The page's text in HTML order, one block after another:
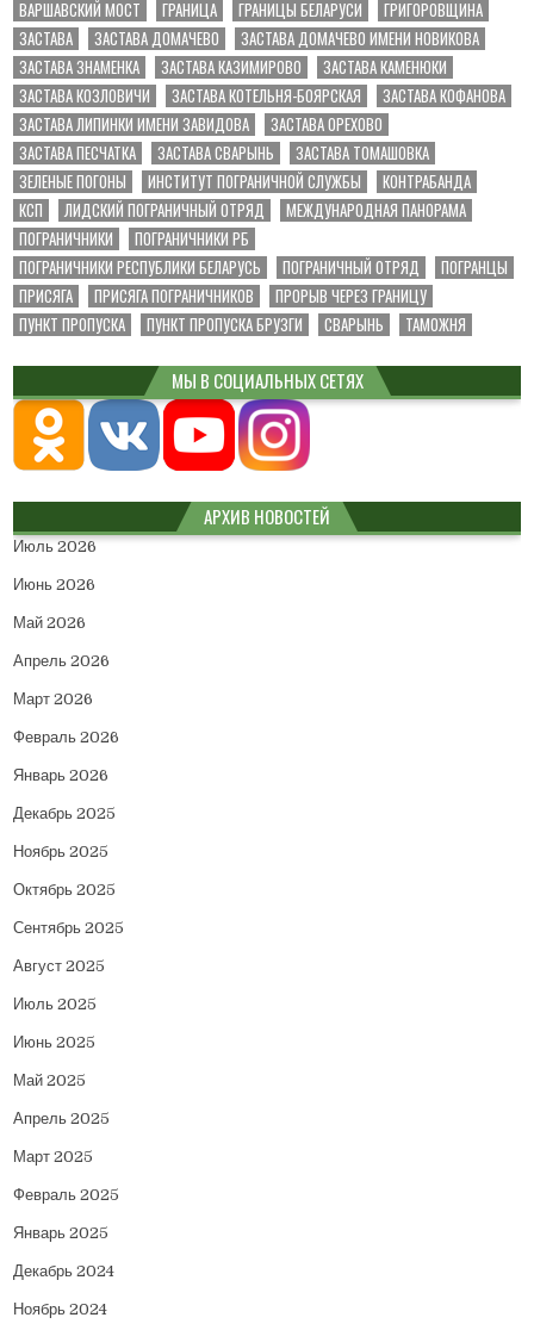
ВАРШАВСКИЙ МОСТ
ГРАНИЦА ГРАНИЦЫ БЕЛАРУСИ
ГРИГОРОВЩИНА
ЗАСТАВА
ЗАСТАВА ДОМАЧЕВО
ЗАСТАВА ДОМАЧЕВО ИМЕНИ НОВИКОВА
ЗАСТАВА ЗНАМЕНКА
ЗАСТАВА КАЗИМИРОВО
ЗАСТАВА КАМЕНЮКИ
ЗАСТАВА КОЗЛОВИЧИ
ЗАСТАВА КОТЕЛЬНЯ-БОЯРСКАЯ
ЗАСТАВА КОФАНОВА
ЗАСТАВА ЛИПИНКИ ИМЕНИ ЗАВИДОВА
ЗАСТАВА ОРЕХОВО
ЗАСТАВА ПЕСЧАТКА
ЗАСТАВА СВАРЫНЬ
ЗАСТАВА ТОМАШОВКА
ЗЕЛЕНЫЕ ПОГОНЫ
ИНСТИТУТ ПОГРАНИЧНОЙ СЛУЖБЫ
КОНТРАБАНДА
КСП
ЛИДСКИЙ ПОГРАНИЧНЫЙ ОТРЯД
МЕЖДУНАРОДНАЯ ПАНОРАМА
ПОГРАНИЧНИКИ
ПОГРАНИЧНИКИ РБ
ПОГРАНИЧНИКИ РЕСПУБЛИКИ БЕЛАРУСЬ
ПОГРАНИЧНЫЙ ОТРЯД
ПОГРАНЦЫ
ПРИСЯГА
ПРИСЯГА ПОГРАНИЧНИКОВ
ПРОРЫВ ЧЕРЕЗ ГРАНИЦУ
ПУНКТ ПРОПУСКА
ПУНКТ ПРОПУСКА БРУЗГИ СВАРЫНЬ ТАМОЖНЯ
МЫ В СОЦИАЛЬНЫХ СЕТЯХ
АРХИВ НОВОСТЕЙ
Июль 2026
Июнь 2026
Май 2026
Апрель 2026
Март 2026
Февраль 2026
Январь 2026
Декабрь 2025
Ноябрь 2025
Октябрь 2025
Сентябрь 2025
Август 2025
Июль 2025
Июнь 2025
Май 2025
Апрель 2025
Март 2025
Февраль 2025
Январь 2025
Декабрь 2024
Ноябрь 2024